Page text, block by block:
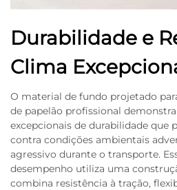
Durabilidade e
Clima
O material de fundo projetado
de papelão profissional
excepcionais de durabilidade que
contra condições ambientais
agressivo durante o transporte.
desempenho utiliza uma
combina resistência à tração,